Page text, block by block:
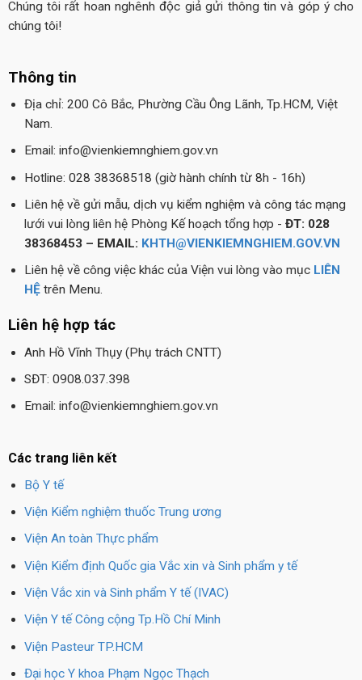
Chúng tôi rất hoan nghênh độc giả gửi thông tin và góp ý cho
chúng tôi!
Thông tin
Địa chỉ: 200 Cô Bắc, Phường Cầu Ông Lãnh, Tp.HCM, Việt
Nam.
Email: info@vienkiemnghiem.gov.vn
Hotline: 028 38368518 (giờ hành chính từ 8h - 16h)
Liên hệ về gửi mẫu, dịch vụ kiểm nghiệm và công tác mạng
lưới vui lòng liên hệ Phòng Kế hoạch tổng hợp - ĐT: 028
38368453 – EMAIL: KHTH@VIENKIEMNGHIEM.GOV.VN
Liên hệ về công việc khác của Viện vui lòng vào mục LIÊN
HỆtrên Menu.
Liên hệ hợp tác
Anh Hồ Vĩnh Thụy (Phụ trách CNTT)
SĐT: 0908.037.398
Email: info@vienkiemnghiem.gov.vn
Các trang liên kết
Bộ Y tế
Viện Kiểm nghiệm thuốc Trung ương
Viện An toàn Thực phẩm
Viện Kiểm định Quốc gia Vắc xin và Sinh phẩm y tế
Viện Vắc xin và Sinh phẩm Y tế (IVAC)
Viện Y tế Công cộng Tp.Hồ Chí Minh
Viện Pasteur TP.HCM
Đại học Y khoa Phạm Ngọc Thạch